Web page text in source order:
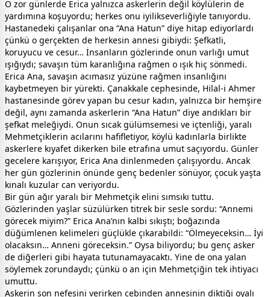
O zor günlerde Erica yalnızca askerlerin değil köylülerin de
yardımına koşuyordu; herkes onu iyilikseverliğiyle tanıyordu.
Hastanedeki çalışanlar ona “Ana Hatun” diye hitap ediyorlardı
çünkü o gerçekten de herkesin annesi gibiydi: Şefkatli,
koruyucu ve cesur… İnsanların gözlerinde onun varlığı umut
ışığıydı; savaşın tüm karanlığına rağmen o ışık hiç sönmedi.
Erica Ana, savaşın acımasız yüzüne rağmen insanlığını
kaybetmeyen bir yürekti. Çanakkale cephesinde, Hilal-i Ahmer
hastanesinde görev yapan bu cesur kadın, yalnızca bir hemşire
değil, aynı zamanda askerlerin “Ana Hatun” diye andıkları bir
şefkat meleğiydi. Onun sıcak gülümsemesi ve içtenliği, yaralı
Mehmetçiklerin acılarını hafifletiyor, köylü kadınlarla birlikte
askerlere kıyafet dikerken bile etrafına umut saçıyordu. Günler
gecelere karışıyor, Erica Ana dinlenmeden çalışıyordu. Ancak
her gün gözlerinin önünde genç bedenler sönüyor, çocuk yaşta
kınalı kuzular can veriyordu.
Bir gün ağır yaralı bir Mehmetçik elini sımsıkı tuttu.
Gözlerinden yaşlar süzülürken titrek bir sesle sordu: “Annemi
görecek miyim?” Erica Ana’nın kalbi sıkıştı; boğazında
düğümlenen kelimeleri güçlükle çıkarabildi: “Ölmeyeceksin… İyi
olacaksın… Anneni göreceksin.” Oysa biliyordu; bu genç asker
de diğerleri gibi hayata tutunamayacaktı. Yine de ona yalan
söylemek zorundaydı; çünkü o an için Mehmetçiğin tek ihtiyacı
umuttu.
Askerin son nefesini verirken cebinden annesinin diktiği oyalı